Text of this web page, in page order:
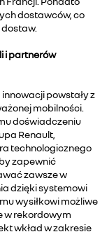
dostawców, co
i partnerów
powstały z
mobilności.
doświadczeniu
Renault,
technologicznego
zapewnić
zawsze w
dzięki systemowi
wysiłkowi możliwe
w rekordowym
wkład w zakresie